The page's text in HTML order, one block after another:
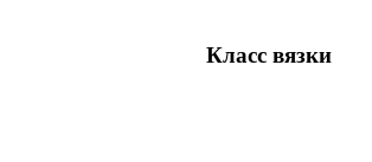
Класс вязки